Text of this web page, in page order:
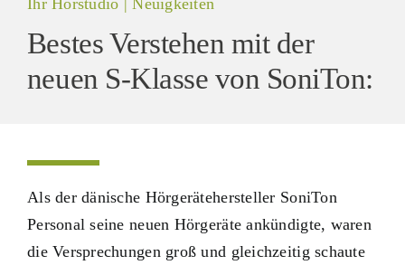
Ihr Hörstudio | Neuigkeiten
Bestes Verstehen mit der
neuen S-Klasse von SoniTon:
Als der dänische Hörgerätehersteller SoniTon
Personal seine neuen Hörgeräte ankündigte, waren
die Versprechungen groß und gleichzeitig schaute